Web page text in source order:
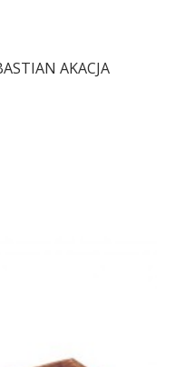
AKACJA